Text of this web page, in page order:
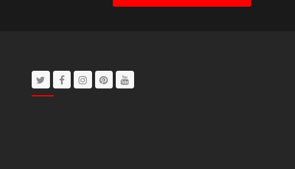
TwitterFacebookInstagram
PinterestYoutube